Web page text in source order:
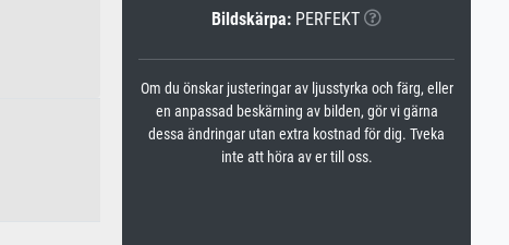
Bildskärpa: PERFEKT
Om du önskar justeringar av ljusstyrka och färg, eller
en anpassad beskärning av bilden, gör vi gärna
dessa ändringar utan extra kostnad för dig. Tveka
inte att höra av er till oss.